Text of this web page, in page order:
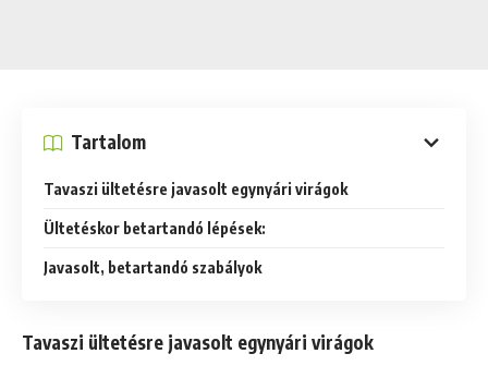
Tartalom
Tavaszi ültetésre javasolt egynyári virágok
Ültetéskor betartandó lépések:
Javasolt, betartandó szabályok
Tavaszi ültetésre javasolt egynyári virágok